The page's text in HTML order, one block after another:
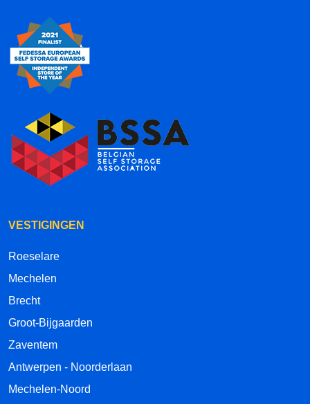
VESTIGINGEN
Roeselare
Mechelen
Brecht
Groot-Bijgaarden
Zaventem
Antwerpen - Noorderlaan
Mechelen-Noord